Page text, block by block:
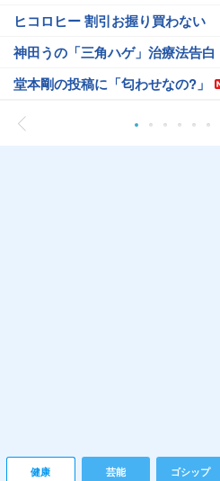
ヒコロヒー 割引お握り買わない
神田うの「三角ハゲ」治療法告白
堂本剛の投稿に「匂わせなの?」
健康 芸能 ゴシップ